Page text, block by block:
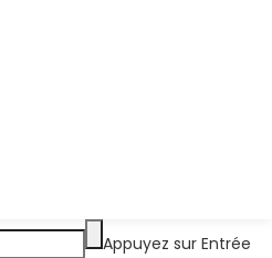
Appuyez sur Entrée